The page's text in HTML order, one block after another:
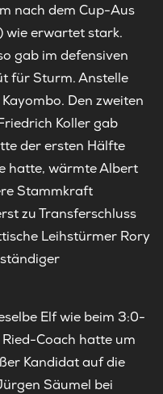
nach dem Cup-Aus
wie erwartet stark.
gab im defensiven
für Sturm. Anstelle
Den zweiten
Koller gab
der ersten Hälfte
hatte, wärmte Albert
Stammkraft
zu Transferschluss
Leihstürmer Rory
Elf wie beim 3:0-
Coach hatte um
Kandidat auf die
Säumel bei